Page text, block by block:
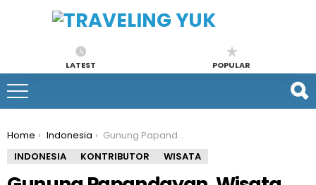
LATEST POPULAR
You are here:
Home Indonesia
Gunung Papandayan, Wisata Garut dengan Hutan Mati Bikin Senang Hati
INDONESIA
KONTRIBUTOR WISATA